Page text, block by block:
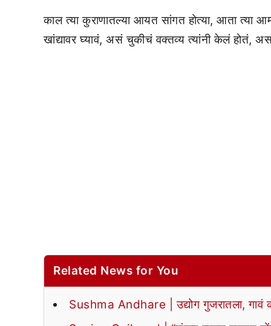
काल त्या कुराणातल्या आयत सांगत होत्या, आता त्या
खांद्यावर घ्यावं, असं चुकीचं वक्तव्य त्यांनी केलं होतं,
Related News for You
Sushma Andhare | उद्योग गुजरातला, गावं